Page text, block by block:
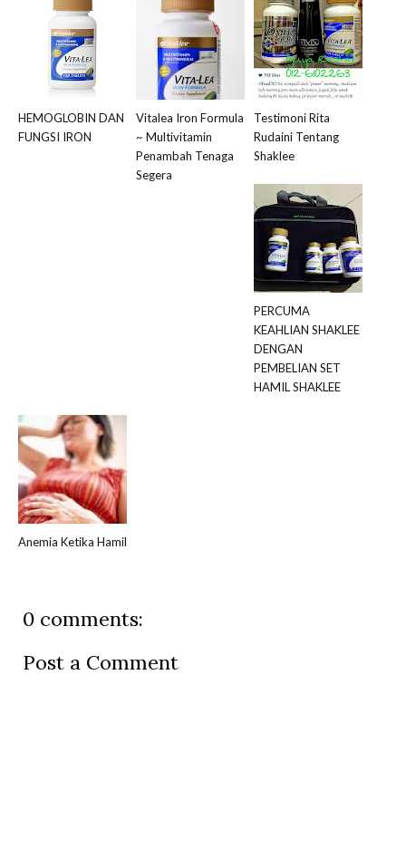
HEMOGLOBIN DAN
FUNGSI IRON
Vitalea Iron Formula
~ Multivitamin
Penambah Tenaga
Segera
Testimoni Rita
Rudaini Tentang
Shaklee
PERCUMA
KEAHLIAN SHAKLEE
DENGAN
PEMBELIAN SET
HAMIL SHAKLEE
Anemia Ketika Hamil
0 comments:
Post a Comment